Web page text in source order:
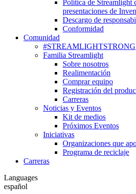
Política de Streamlight
presentaciones de
Descargo de
Conformidad
Comunidad
#STREAMLIGHTSTRONG
Familia Streamlight
Sobre nosotros
Realimentación
Comprar equipo
Registración del
Carreras
Noticias y Eventos
Kit de medios
Próximos Eventos
Iniciativas
Organizaciones que
Programa de reciclaje
Carreras
Languages
español